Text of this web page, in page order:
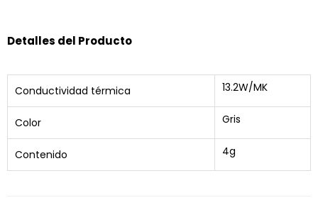
Detalles del Producto
Conductividad térmica 13.2W/MK
Color Gris
Contenido 4g